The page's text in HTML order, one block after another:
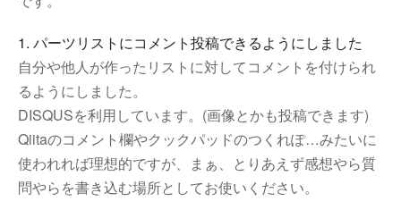
1. パーツリストにコメント投稿できるようにしました
自分や他人が作ったリストに対してコメントを付けられ
るようにしました。
DISQUSを利用しています。(画像とかも投稿できます)
Qiitaのコメント欄やクックパッドのつくれぽ…みたいに
使われれば理想的ですが、まぁ、とりあえず感想やら質
問やらを書き込む場所としてお使いください。